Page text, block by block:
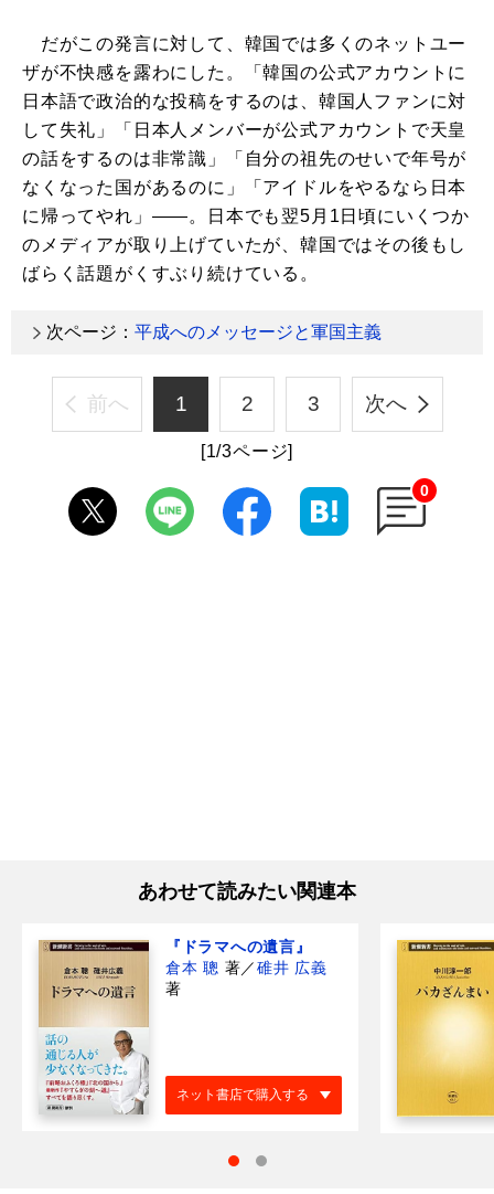
だがこの発言に対して、韓国では多くのネットユー
ザが不快感を露わにした。「韓国の公式アカウントに
日本語で政治的な投稿をするのは、韓国人ファンに対
して失礼」「日本人メンバーが公式アカウントで天皇
の話をするのは非常識」「自分の祖先のせいで年号が
なくなった国があるのに」「アイドルをやるなら日本
に帰ってやれ」――。日本でも翌5月1日頃にいくつか
のメディアが取り上げていたが、韓国ではその後もし
ばらく話題がくすぶり続けている。
次ページ： 平成へのメッセージと軍国主義
前へ 1 2 3 次へ
[1/3ページ]
0
あわせて読みたい関連本
『ドラマへの遺言』
倉本 聰 著／碓井 広義
著
ネット書店で購入する